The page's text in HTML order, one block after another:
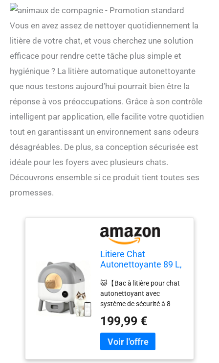
Vous en avez assez de nettoyer quotidiennement la
litière de votre chat, et vous cherchez une solution
efficace pour rendre cette tâche plus simple et
hygiénique ? La litière automatique autonettoyante
que nous testons aujourd’hui pourrait bien être la
réponse à vos préoccupations. Grâce à son contrôle
intelligent par application, elle facilite votre quotidien
tout en garantissant un environnement sans odeurs
désagréables. De plus, sa conception sécurisée est
idéale pour les foyers avec plusieurs chats.
Découvrons ensemble si ce produit tient toutes ses
promesses.
Litiere Chat
Autonettoyante 89 L,
avec Capteurs De
Sécurité, Anti-
Pincement, Triple
Anti-Odeur,
Silencieuse, Bac
Litiere pour Chat Sûre
et Automatique, 6
Lumières, Contrôle
🐱【Bac à litière pour chat
autonettoyant avec
système de sécurité à 8
autonettoyant combine un
radar de mouvement, des
capteurs infrarouges et des
199,99 €